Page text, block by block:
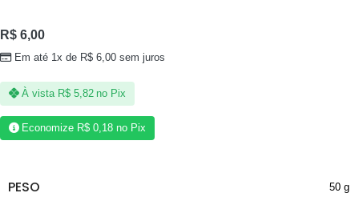
R$ 6,00
Em até 1x de R$ 6,00 sem juros
À vista R$5,82 no Pix
Economize R$ 0,18 no Pix
PESO 50 g